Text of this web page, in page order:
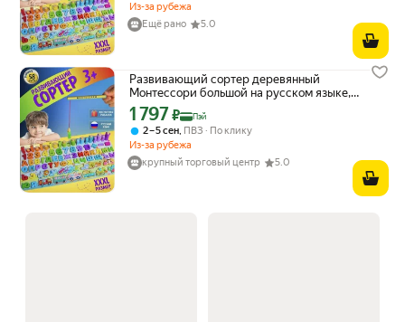
Из-за рубежа
Ещё рано
5.0
Развивающий сортер деревянный
Монтессори большой на русском языке,
Магнитная рыбалка для ребенка
Цена с картой Яндекс Пэй 1797 ₽ вместо
1 797₽ Пэй
2 – 5 сен, ПВЗ
По клику
Из-за рубежа
крупный торговый центр
5.0